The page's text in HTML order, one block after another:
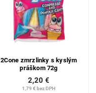
2Cone zmrzlinky s kyslým
práškom 72g
1,79 € bez DPH
2,20 €